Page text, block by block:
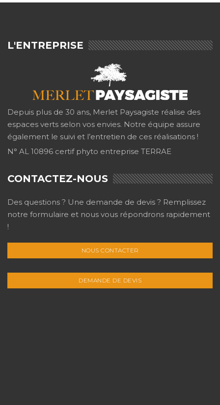
L'ENTREPRISE
Depuis plus de 30 ans, Merlet Paysagiste réalise des
espaces verts selon vos envies. Notre équipe assure
également le suivi et l’entretien de ces réalisations !
N° AL 10896 certif phyto entreprise TERRAE
CONTACTEZ-NOUS
Des questions ? Une demande de devis ? Remplissez
notre formulaire et nous vous répondrons rapidement
!
NOUS CONTACTER
DEMANDE DE DEVIS